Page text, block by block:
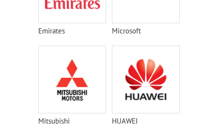
Emirates Microsoft
Mitsubishi HUAWEI